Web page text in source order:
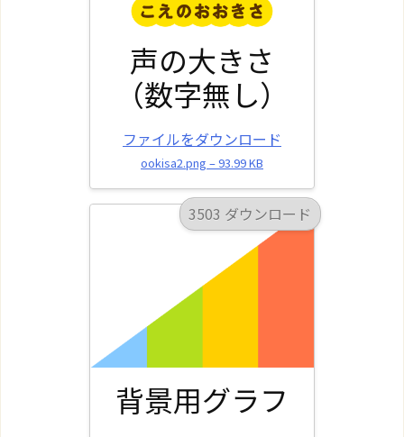
声の大きさ
（数字無し）
ファイルをダウンロード
ookisa2.png – 93.99 KB
3503 ダウンロード
背景用グラフ